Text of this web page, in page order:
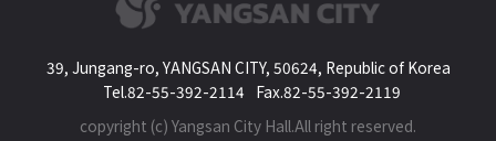
39, Jungang-ro, YANGSAN CITY, 50624, Republic of Korea
Tel.82-55-392-2114 Fax.82-55-392-2119
copyright (c) Yangsan City Hall.All right reserved.